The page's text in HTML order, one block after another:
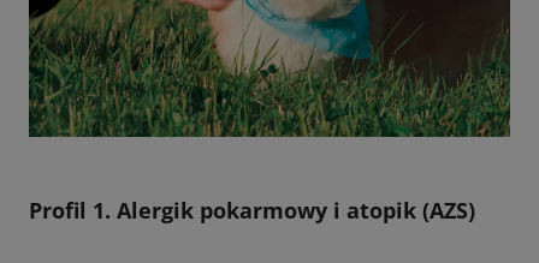
Profil 1. Alergik pokarmowy i atopik (AZS)